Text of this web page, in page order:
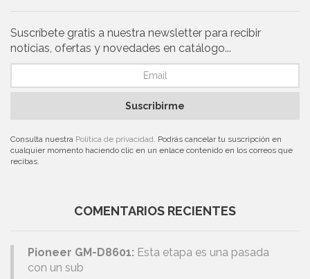
Suscríbete gratis a nuestra newsletter para recibir
noticias, ofertas y novedades en catálogo...
Suscribirme
Consulta nuestra Política de privacidad. Podrás cancelar tu suscripción en
cualquier momento haciendo clic en un enlace contenido en los correos que
recibas.
COMENTARIOS RECIENTES
Pioneer GM-D8601: Esta etapa es una pasada
con un sub